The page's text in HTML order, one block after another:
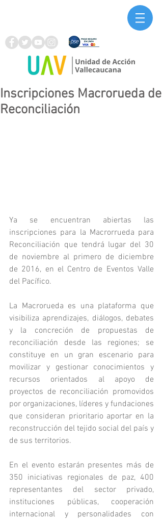
Inscripciones Macrorueda de
Reconciliación
Ya se encuentran abiertas las
inscripciones para la Macrorrueda para
Reconciliación que tendrá lugar del 30
de noviembre al primero de diciembre
de 2016, en el Centro de Eventos Valle
del Pacífico.
La Macrorueda es una plataforma que
visibiliza aprendizajes, diálogos, debates
y la concreción de propuestas de
reconciliación desde las regiones; se
constituye en un gran escenario para
movilizar y gestionar conocimientos y
recursos orientados al apoyo de
proyectos de reconciliación promovidos
por organizaciones, líderes y fundaciones
que consideran prioritario aportar en la
reconstrucción del tejido social del país y
de sus territorios.
En el evento estarán presentes más de
350 iniciativas regionales de paz, 400
representantes del sector privado,
instituciones públicas, cooperación
internacional y personalidades con